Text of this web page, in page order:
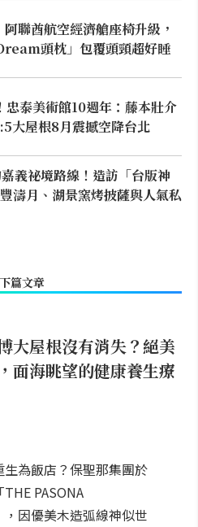
聯酋航空經濟艙座椅升級，
頭枕」包覆頭頸超好睡
忠泰美術館10週年：藤本壯介
大屋根8月震撼空降台北
義祕境路線！造訪「台版神
濤月、湖景窯烤披薩與人氣私
篇文章
大屋根沒有消失？絕美
面海眺望的健康養生療
為飯店？保聖那集團於
PASONA
因優美木造弧線神似世